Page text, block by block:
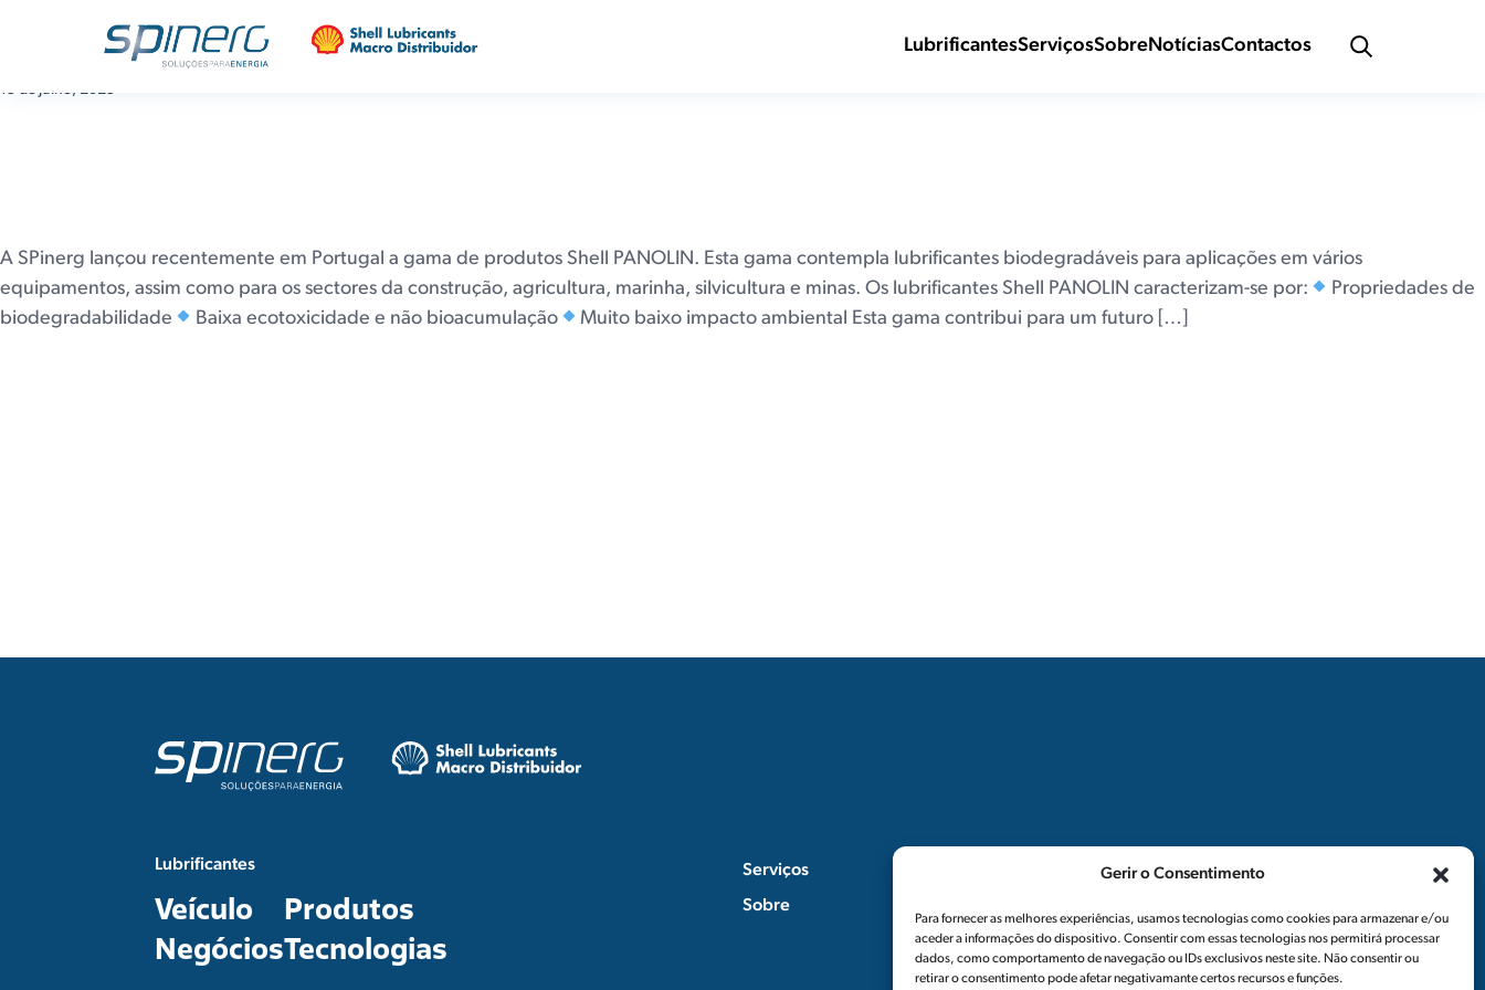
Gerir o Consentimento
Para fornecer as melhores experiências, usamos tecnologias como cookies para armazenar e/ou
aceder a informações do dispositivo. Consentir com essas tecnologias nos permitirá processar
dados, como comportamento de navegação ou IDs exclusivos neste site. Não consentir ou
retirar o consentimento pode afetar negativamante certos recursos e funções.
LubrificantesServiçosSobreNotíciasContactos
Shell PANOLIN – Nova gama de lubrificantes Biodegradáveis
15 de Julho, 2025
A SPinerg lançou recentemente em Portugal a gama de produtos Shell PANOLIN. Esta gama contempla lubrificantes biodegradáveis para aplicações em vários
equipamentos, assim como para os sectores da construção, agricultura, marinha, silvicultura e minas. Os lubrificantes Shell PANOLIN caracterizam-se por:
Propriedades de
biodegradabilidade
Baixa ecotoxicidade e não bioacumulação Muito baixo impacto ambiental Esta gama contribui para um futuro […]
Lubrificantes
Veículo
Negócios
Produtos
Tecnologias
Serviços
Sobre
Recrutamento